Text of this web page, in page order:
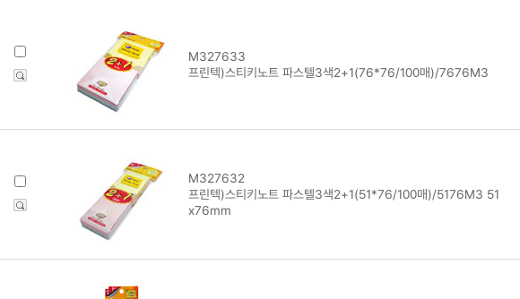
M327633
프린텍)스티키노트 파스텔3색2+1(76*76/100매)/7676M3
M327632
프린텍)스티키노트 파스텔3색2+1(51*76/100매)/5176M3 51
x76mm